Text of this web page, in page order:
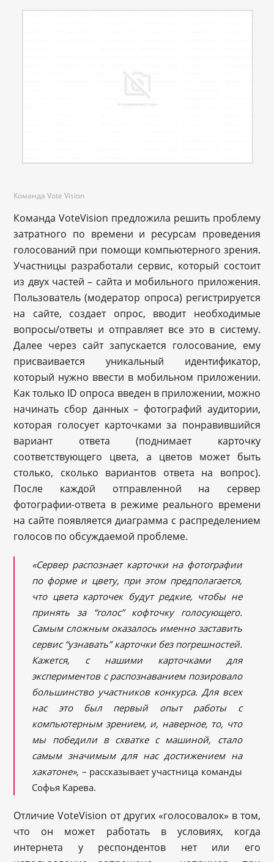
Команда Vote Vision
Команда VoteVision предложила решить проблему
затратного по времени и ресурсам проведения
голосований при помощи компьютерного зрения.
Участницы разработали сервис, который состоит
из двух частей – сайта и мобильного приложения.
Пользователь (модератор опроса) регистрируется
на сайте, создает опрос, вводит необходимые
вопросы/ответы и отправляет все это в систему.
Далее через сайт запускается голосование, ему
присваивается уникальный идентификатор,
который нужно ввести в мобильном приложении.
Как только ID опроса введен в приложении, можно
начинать сбор данных – фотографий аудитории,
которая голосует карточками за понравившийся
вариант ответа (поднимает карточку
соответствующего цвета, а цветов может быть
столько, сколько вариантов ответа на вопрос).
После каждой отправленной на сервер
фотографии-ответа в режиме реального времени
на сайте появляется диаграмма с распределением
голосов по обсуждаемой проблеме.
«Сервер распознает карточки на фотографии
по форме и цвету, при этом предполагается,
что цвета карточек будут редкие, чтобы не
принять за “голос” кофточку голосующего.
Cамым сложным оказалось именно заставить
сервис “узнавать” карточки без погрешностей.
Кажется, с нашими карточками для
экспериментов с распознаванием позировало
большинство участников конкурса. Для всех
нас это был первый опыт работы с
компьютерным зрением, и, наверное, то, что
мы победили в схватке с машиной, стало
самым значимым для нас достижением на
хакатоне», – рассказывает участница команды
Софья Карева.
Отличие VoteVision от других «голосовалок» в том,
что он может работать в условиях, когда
интернета у респондентов нет или его